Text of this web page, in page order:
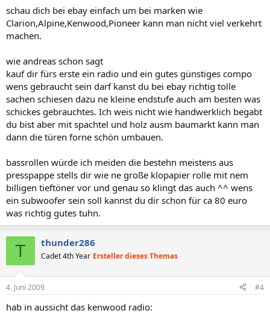
schau dich bei ebay einfach um bei marken wie
Clarion,Alpine,Kenwood,Pioneer kann man nicht viel verkehrt
machen.
wie andreas schon sagt
kauf dir fürs erste ein radio und ein gutes günstiges compo
wens gebraucht sein darf kanst du bei ebay richtig tolle
sachen schiesen dazu ne kleine endstufe auch am besten was
schickes gebrauchtes. Ich weis nicht wie handwerklich begabt
du bist aber mit spachtel und holz ausm baumarkt kann man
dann die türen forne schön umbauen.
bassrollen würde ich meiden die bestehn meistens aus
presspappe stells dir wie ne große klopapier rolle mit nem
billigen tieftöner vor und genau so klingt das auch ^^ wens
ein subwoofer sein soll kannst du dir schon für ca 80 euro
was richtig gutes tuhn.
T thunder286
Cadet 4th Year Ersteller dieses Themas
4. Juni 2009 #4
hab in aussicht das kenwood radio: